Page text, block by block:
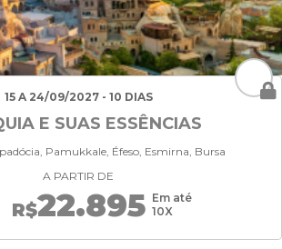
15 A 24/09/2027 - 10 DIAS
E SUAS ESSÊNCIAS
Pamukkale, Éfeso, Esmirna, Bursa
A PARTIR DE
R$22.895 Em até
10X